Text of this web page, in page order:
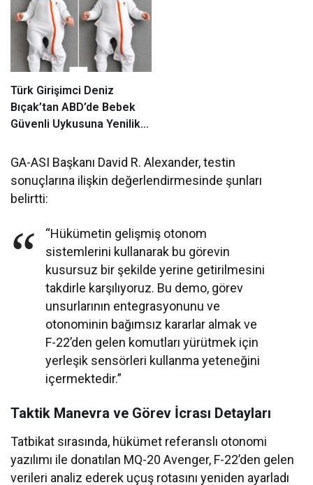
Türk Girişimci Deniz
Bıçak’tan ABD’de Bebek
Güvenli Uykusuna Yenilikçi
GA-ASI Başkanı David R. Alexander, testin
sonuçlarına ilişkin değerlendirmesinde şunları
belirtti:
“Hükümetin gelişmiş otonom
sistemlerini kullanarak bu görevin
kusursuz bir şekilde yerine getirilmesini
takdirle karşılıyoruz. Bu demo, görev
unsurlarının entegrasyonunu ve
otonominin bağımsız kararlar almak ve
F-22’den gelen komutları yürütmek için
yerleşik sensörleri kullanma yeteneğini
içermektedir.”
Taktik Manevra ve Görev İcrası Detayları
Tatbikat sırasında, hükümet referanslı otonomi
yazılımı ile donatılan MQ-20 Avenger, F-22’den gelen
verileri analiz ederek uçuş rotasını yeniden ayarladı